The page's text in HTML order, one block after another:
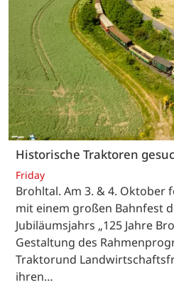
Historische Traktoren
Friday
Brohltal. Am 3. & 4. Oktober
mit einem großen Bahnfest
Jubiläumsjahrs „125 Jahre
Gestaltung des
Traktorund
ihren…